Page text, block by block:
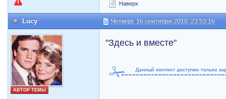
Наверх
Lucy Четверг, 16 сентября 2010, 23:53:16
АВТОР ТЕМЫ
"Здесь и вместе"